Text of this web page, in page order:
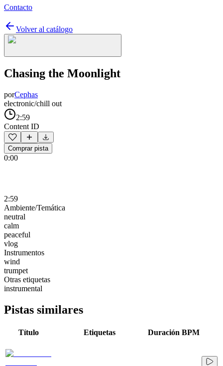
Contacto
Volver al catálogo
Chasing the Moonlight
porCephas
electronic/chill out
2:59
Content ID
Comprar pista
0:00
2:59
Ambiente/Temática
neutral
calm
peaceful
vlog
Instrumentos
wind
trumpet
Otras etiquetas
instrumental
Pistas similares
Título Etiquetas Duración BPM